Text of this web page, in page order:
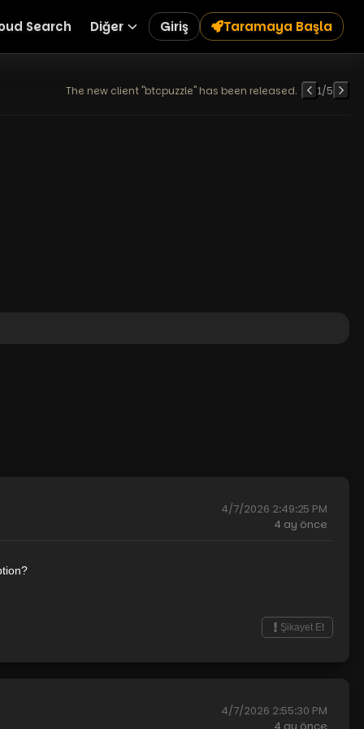
Search Diğer Giriş Taramaya Başla
The new client "btcpuzzle" has been released. 1/5
4/7/2026 2:49:25 PM
4 ay önce
Şikayet Et
4/7/2026 2:55:30 PM